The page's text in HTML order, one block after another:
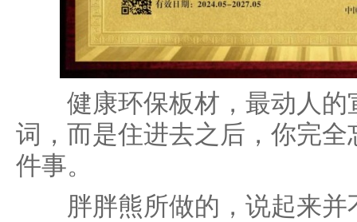
健康环保板材，最动人的
词，而是住进去之后，你完全
件事。
胖胖熊所做的，说起来并